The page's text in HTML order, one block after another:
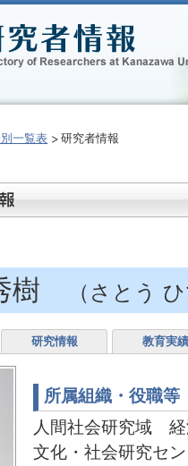
一覧表 研究者情報
樹 （さとう
研究情報 教育実績
所属組織・役職等
人間社会研究域
文化・社会研究セ